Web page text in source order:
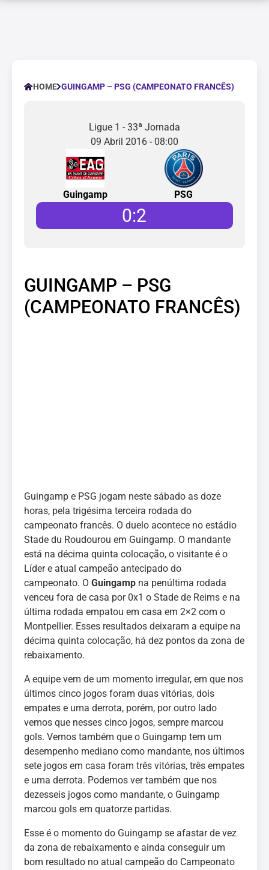
HOME GUINGAMP – PSG (CAMPEONATO FRANCÊS)
Ligue 1 - 33ª Jornada
09 Abril 2016 - 08:00
Guingamp PSG
0:2
GUINGAMP – PSG
(CAMPEONATO FRANCÊS)
Guingamp e PSG jogam neste sábado as doze
horas, pela trigésima terceira rodada do
campeonato francês. O duelo acontece no estádio
Stade du Roudourou em Guingamp. O mandante
está na décima quinta colocação, o visitante é o
Líder e atual campeão antecipado do
campeonato. O Guingamp na penúltima rodada
venceu fora de casa por 0x1 o Stade de Reims e na
última rodada empatou em casa em 2×2 com o
Montpellier. Esses resultados deixaram a equipe na
décima quinta colocação, há dez pontos da zona de
rebaixamento.
A equipe vem de um momento irregular, em que nos
últimos cinco jogos foram duas vitórias, dois
empates e uma derrota, porém, por outro lado
vemos que nesses cinco jogos, sempre marcou
gols. Vemos também que o Guingamp tem um
desempenho mediano como mandante, nos últimos
sete jogos em casa foram três vitórias, três empates
e uma derrota. Podemos ver também que nos
dezesseis jogos como mandante, o Guingamp
marcou gols em quatorze partidas.
Esse é o momento do Guingamp se afastar de vez
da zona de rebaixamento e ainda conseguir um
bom resultado no atual campeão do Campeonato